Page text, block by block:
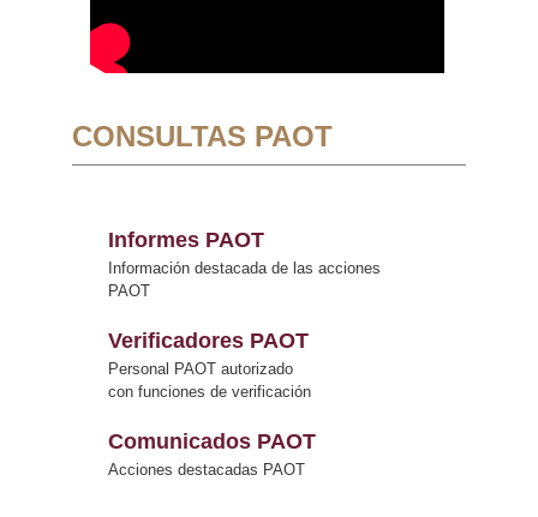
CONSULTAS PAOT
Informes PAOT
Información destacada de las acciones
PAOT
Verificadores PAOT
Personal PAOT autorizado
con funciones de verificación
Comunicados PAOT
Acciones destacadas PAOT